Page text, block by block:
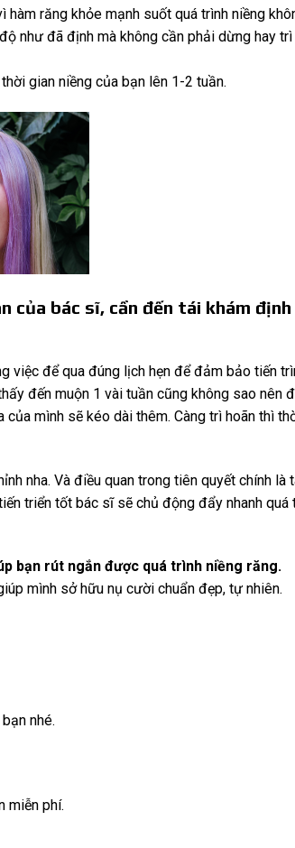
răng khỏe mạnh suốt quá trình niềng
như đã định mà không cần phải dừng hay trì
gian niềng của bạn lên 1-2 tuần.
của bác sĩ, cần đến tái khám
việc để qua đúng lịch hẹn để đảm bảo tiến
đến muộn 1 vài tuần cũng không sao nên
của mình sẽ kéo dài thêm. Càng trì hoãn thì
nha. Và điều quan trong tiên quyết chính là
triển tốt bác sĩ sẽ chủ động đẩy nhanh quá
bạn rút ngắn được quá trình niềng răng.
mình sở hữu nụ cười chuẩn đẹp, tự nhiên.
nhé.
miễn phí.